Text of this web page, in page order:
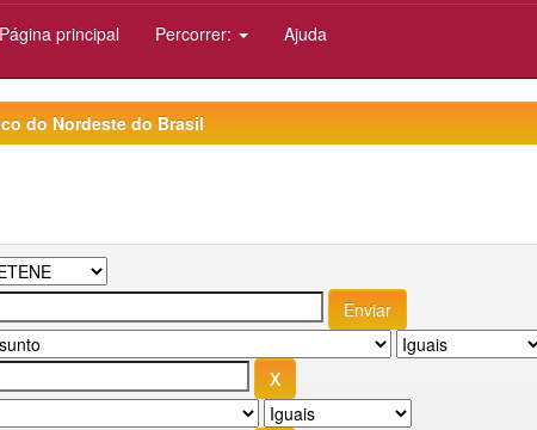
principal Percorrer: Ajuda
do Nordeste do Brasil